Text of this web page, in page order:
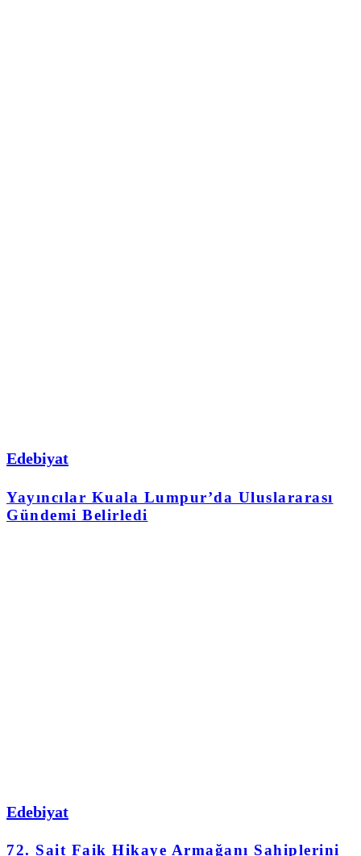
Edebiyat
Yayıncılar Kuala Lumpur’da Uluslararası
Gündemi Belirledi
Edebiyat
72. Sait Faik Hikaye Armağanı Sahiplerini